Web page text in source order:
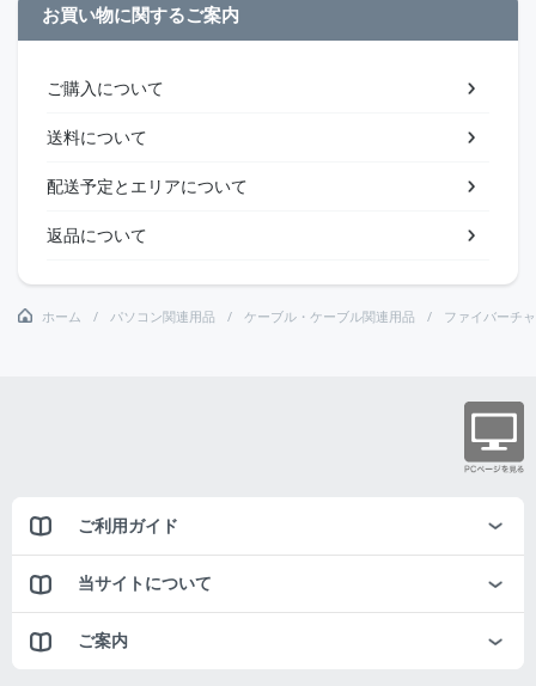
お買い物に関するご案内
ご購入について
送料について
配送予定とエリアについて
返品について
ホーム パソコン関連用品 ケーブル・ケーブル関連用品 ファイバーチ
ご利用ガイド
当サイトについて
ご案内